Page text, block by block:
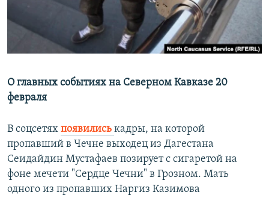
Все сайты РСЕ/РС
О главных событиях на Северном Кавказе 20
февраля
В соцсетях появились кадры, на которой
пропавший в Чечне выходец из Дагестана
Сеидайдин Мустафаев позирует с сигаретой на
фоне мечети "Сердце Чечни" в Грозном. Мать
одного из пропавших Наргиз Казимова